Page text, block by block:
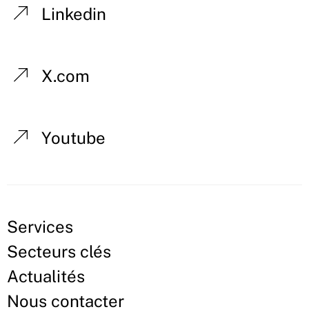
Linkedin
X.com
Youtube
Services
Secteurs clés
Actualités
Nous contacter